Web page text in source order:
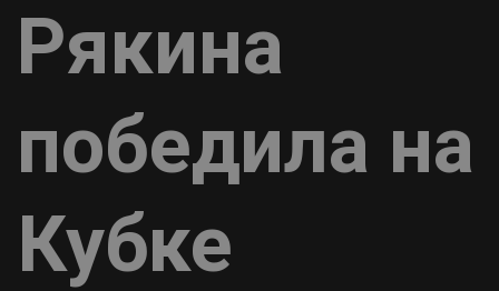
Рякина
победила на
Кубке